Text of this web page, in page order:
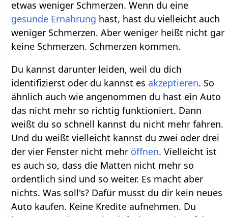
etwas weniger Schmerzen. Wenn du eine
gesunde Ernährung hast, hast du vielleicht auch
weniger Schmerzen. Aber weniger heißt nicht gar
keine Schmerzen. Schmerzen kommen.
Du kannst darunter leiden, weil du dich
identifizierst oder du kannst es akzeptieren. So
ähnlich auch wie angenommen du hast ein Auto
das nicht mehr so richtig funktioniert. Dann
weißt du so schnell kannst du nicht mehr fahren.
Und du weißt vielleicht kannst du zwei oder drei
der vier Fenster nicht mehr öffnen. Vielleicht ist
es auch so, dass die Matten nicht mehr so
ordentlich sind und so weiter. Es macht aber
nichts. Was soll's? Dafür musst du dir kein neues
Auto kaufen. Keine Kredite aufnehmen. Du